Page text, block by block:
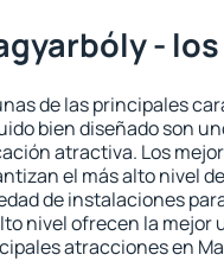
-
de las principales
bien diseñado son
atractiva. Los
el más alto nivel
de instalaciones
nivel ofrecen la mejor
atracciones en